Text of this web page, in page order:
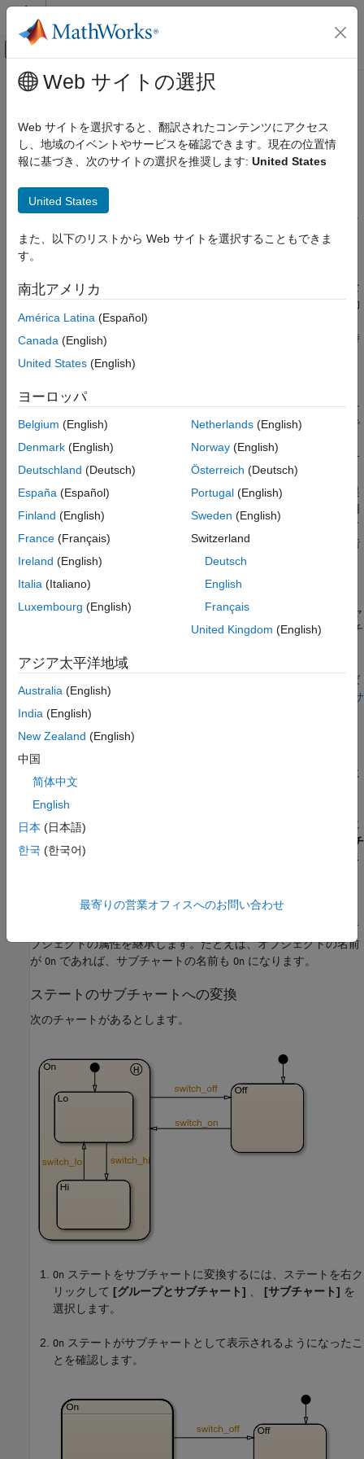
コンテンツへスキップ
オフキャンバス ナビゲーション メ
ドキュメンテーションのホーム
Stateflow
チャート プログラミング
階層
サブチャートを使用したモーダル ロジック
のカプセル化
サブチャートの作成
ステートのサブチャートへの変換
サブチャートを開く
サブチャートの編集
サブチャートの操作
参考
メインコンテンツ
サブチャートを使用したモーダル
ロジックのカプセル化
"サブチャート"とは、最上位のチャートが (他のサブチャートも
クトです。サブチャート、またはサブチャート化されたステート
は、それ自体に含まれるステートのスーパーステートです。チャ
ートの設計では、任意のレベルにサブチャートを入れ子にできま
サブチャートを使用すると、複雑なチャートを一連のシンプルな
階層構造のチャートに変更できます。これにより、チャートの動
作を変更することなく、チャートの理解と管理が容易になりま
す。サブチャートの境界は、シミュレーション時とコード生成時
サブチャートはブロックとして表示され、中央に名前が示されま
す。しかしながら、スーパーステートに対してと同様に、サブチ
ャートに対してアクションやデフォルト遷移を定義することがで
きます。また、スーパーステートへの、およびスーパーステート
からの遷移を作成するのと同様に、サブチャートへの、およびサ
ブチャートからの遷移を作成することができます。サブチャート
外にあるステートと、サブチャート内にあるステートとの間で遷
移を作成することができます。スーパートランジション
という用
語は、上記の要領でサブチャートの境界を交差する遷移を指して
います。詳細については、
スーパートランジションを使用した階
層レベル間の移動
を参照してください。
サブチャートは、最上位のチャート内に包含階層を定義します。
サブチャート (最上位のチャート) は最初のレベルに含まれるチャ
で、子や下位レベルの子孫に含まれるすべてのサブチ
一部のサブチャートは、特定のモデリング要件を満たしていれば
"アトミック" にすることができます。詳細については、
Atomic サ
ブチャートに変換する際の制限
サブチャートの作成
既存のステートやボックス、グラフィカル関数をサブチャートに
変換することで、サブチャートを作成します。
ステート、ボックス、またはグラフィカル関数をサブチャートに
[グループとサブチ
ャート]、
を選択します。サブチャートを元の形
オブジェクトをサブチャートに変換すると、サブチャートは、オ
ブジェクトの属性を継承します。たとえば、オブジェクトの名前
が On であれば、サブチャートの名前も On になります。
ステートのサブチャートへの変換
次のチャートがあるとします。
On ステートをサブチャートに変換するには、ステートを右ク
リックして [グループとサブチャート] 、 [サブチャート] を
選択します。
On ステートがサブチャートとして表示されるようになったこ
とを確認します。
Web サイトの選択
Web サイトを選択すると、翻訳されたコンテンツにアクセス
し、地域のイベントやサービスを確認できます。現在の位置情
報に基づき、次のサイトの選択を推奨します: United States
United States
また、以下のリストから Web サイトを選択することもできま
す。
南北アメリカ
América Latina (Español)
Canada (English)
United States (English)
ヨーロッパ
Belgium (English)
Denmark (English)
Deutschland (Deutsch)
España (Español)
Finland (English)
France (Français)
Ireland (English)
Italia (Italiano)
Luxembourg (English)
Netherlands(English)
Norway(English)
Österreich (Deutsch)
Portugal(English)
Sweden (English)
Switzerland
Deutsch
English
Français
United Kingdom (English)
アジア太平洋地域
Australia (English)
India (English)
New Zealand (English)
中国
简体中文
English
日本 (日本語)
한국 (한국어)
最寄りの営業オフィスへのお問い合わせ